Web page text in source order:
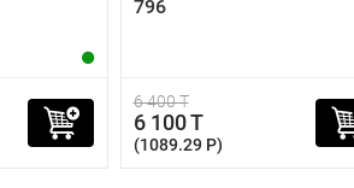
796
6 400 T
6 100 T
(1089.29 P)